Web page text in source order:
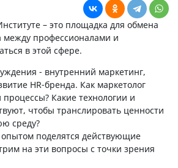
– это площадка для обмена
между профессионалами и
в этой сфере.
- внутренний маркетинг,
HR-бренда. Как маркетолог
Какие технологии и
чтобы транслировать ценности
среду?
поделятся действующие
на эти вопросы с точки зрения